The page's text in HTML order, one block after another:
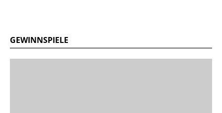
GEWINNSPIELE